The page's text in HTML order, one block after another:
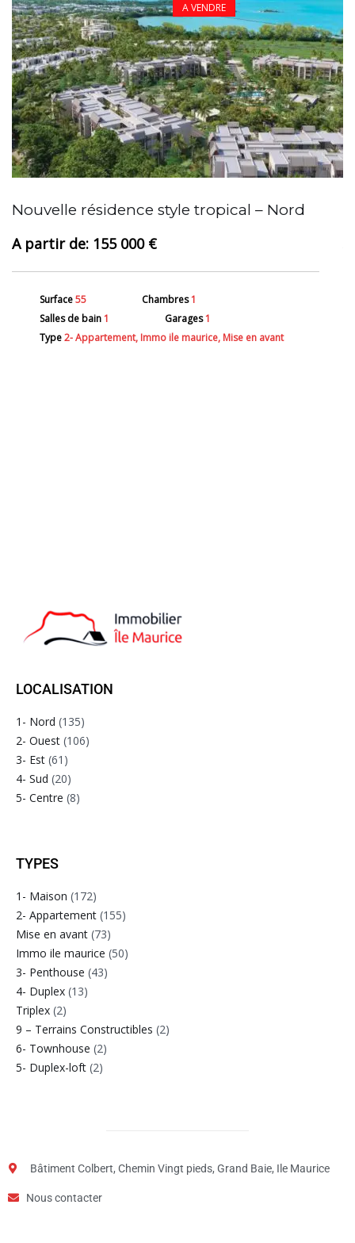
Nouvelle résidence style tropical – Nord
155 000 €
A VENDRE
Surface55 Chambres1
Salles de bain1 Garages1
Type2- Appartement, Immo ile maurice, Mise en avant
LOCALISATION
1- Nord (135)
2- Ouest (106)
3- Est (61)
4- Sud (20)
5- Centre (8)
TYPES
1- Maison (172)
2- Appartement (155)
Mise en avant (73)
Immo ile maurice (50)
3- Penthouse (43)
4- Duplex (13)
Triplex (2)
9 – Terrains Constructibles (2)
6- Townhouse (2)
5- Duplex-loft (2)
Bâtiment Colbert, Chemin Vingt pieds, Grand Baie, Ile Maurice
Nous contacter